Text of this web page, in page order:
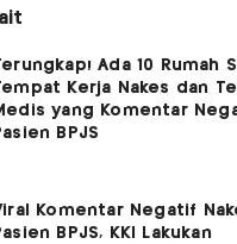
Ada 10 Rumah
Kerja Nakes dan
yang Komentar
BPJS
Komentar Negatif
BPJS, KKI Lakukan